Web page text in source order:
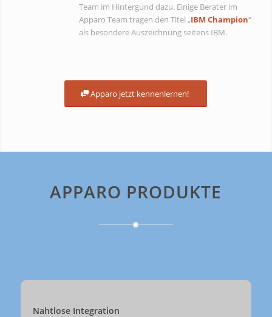
Team im Hintergund dazu. Einige Berater im
Apparo Team tragen den Titel „IBM Champion“
als besondere Auszeichnung seitens IBM.
Apparo jetzt kennenlernen!
APPARO PRODUKTE
Nahtlose Integration